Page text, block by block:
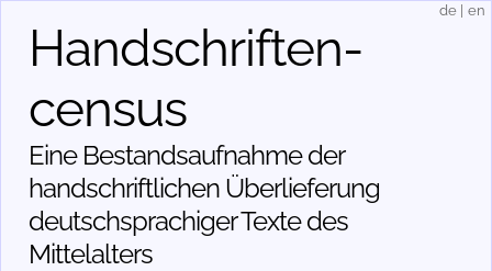
Handschriften­
census
Eine Bestandsaufnahme der
handschriftlichen Über­lieferung
deutschsprachiger Texte des
Mittelalters
de en